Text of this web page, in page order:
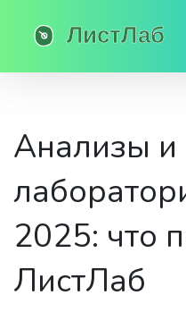
Анализы и
2025: что
ЛистЛаб